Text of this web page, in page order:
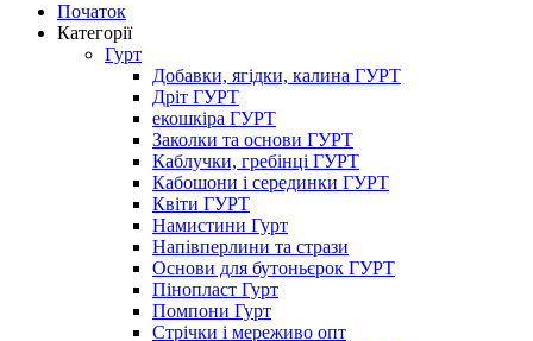
Початок
Категорії
Гурт
Добавки, ягідки, калина ГУРТ
Дріт ГУРТ
екошкіра ГУРТ
Заколки та основи ГУРТ
Каблучки, гребінці ГУРТ
Кабошони і серединки ГУРТ
Квіти ГУРТ
Намистини Гурт
Напівперлини та стрази
Основи для бутоньєрок ГУРТ
Пінопласт Гурт
Помпони Гурт
Стрічки і мереживо опт